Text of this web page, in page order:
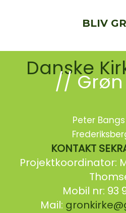
BLIV
Danske
// Grøn
Peter
KONTAKT
Projektkoordinator:
Mobil nr: 93
Mail: